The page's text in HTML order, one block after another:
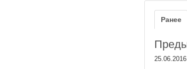
Ранее
25.06.2016